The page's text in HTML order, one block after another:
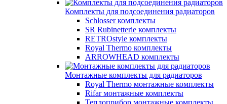
Комплекты для подсоединения радиаторов
Schlosser комплекты
SR Rubinetterie комплекты
RETROstyle комплекты
Royal Thermo комплекты
ARROWHEAD комплекты
Монтажные комплекты для радиаторов
Royal Thermo монтажные комплекты
Rifar монтажные комплекты
Теплоприбор монтажные комплекты